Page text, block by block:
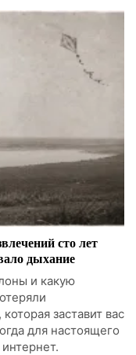
сто лет
дыхание
и какую
заставит вас
для настоящего